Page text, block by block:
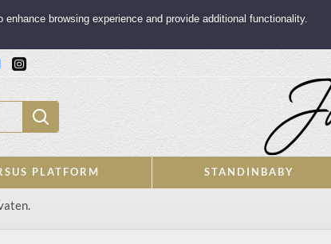
PLATFORM STANDINBABY
browsing experience and provide additional functionality.